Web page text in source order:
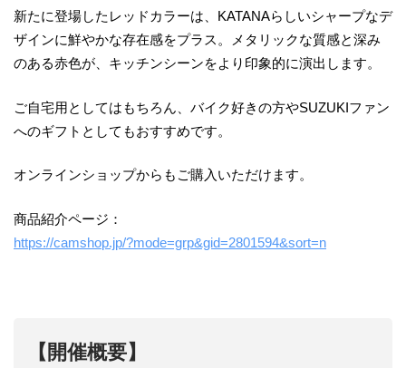
新たに登場したレッドカラーは、KATANAらしいシャープなデ
ザインに鮮やかな存在感をプラス。メタリックな質感と深み
のある赤色が、キッチンシーンをより印象的に演出します。
ご自宅用としてはもちろん、バイク好きの方やSUZUKIファン
へのギフトとしてもおすすめです。
オンラインショップからもご購入いただけます。
商品紹介ページ：
https://camshop.jp/?mode=grp&gid=2801594&sort=n
【開催概要】